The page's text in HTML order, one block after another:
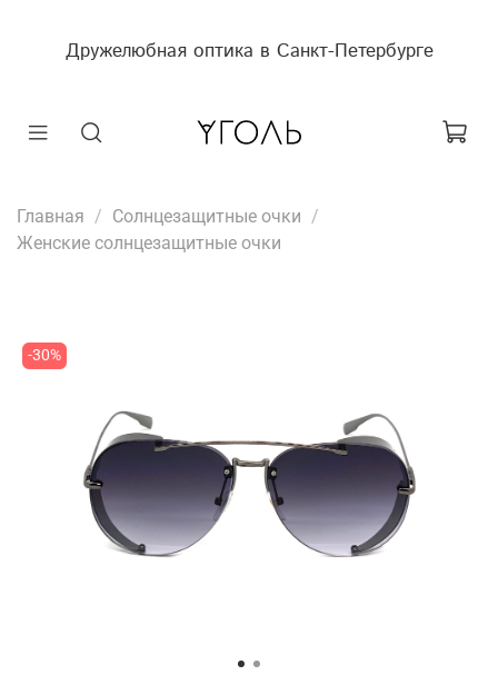
Дружелюбная оптика в Санкт-Петербурге
Главная
Солнцезащитные очки
Женские солнцезащитные очки
-30%